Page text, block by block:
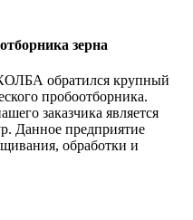
зерна
обратился крупный
пробоотборника.
заказчика является
Данное предприятие
обработки и